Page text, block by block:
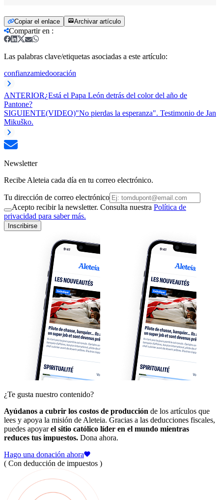
Copiar el enlace Archivar artículo
Compartir en :
Las palabras clave/etiquetas asociadas a este artículo:
confianzamiedooración
ANTERIOR¿Está el Papa León detrás del color del año de
Pantone?
SIGUIENTE(VIDEO)"No pierdas la esperanza". Testimonio de Jan
Mikuško.
Newsletter
Recibe Aleteia cada día en tu correo electrónico.
Tu dirección de correo electrónico
Acepto recibir la newsletter. Consulta nuestra Política de
privacidad para saber más.
Inscribirse
¿Te gusta nuestro contenido?
Ayúdanos a cubrir los costos de producción de los artículos que
lees y apoya la misión de Aleteia. Gracias a las deducciones fiscales,
puedes apoyarel sitio católico líder en el mundo mientras
reduces tus impuestos. Dona ahora.
Hago una donación ahora
( Con deducción de impuestos )